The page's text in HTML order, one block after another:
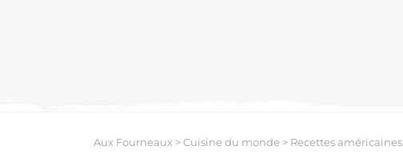
Aux Fourneaux >Cuisine du monde > Recettes américaines